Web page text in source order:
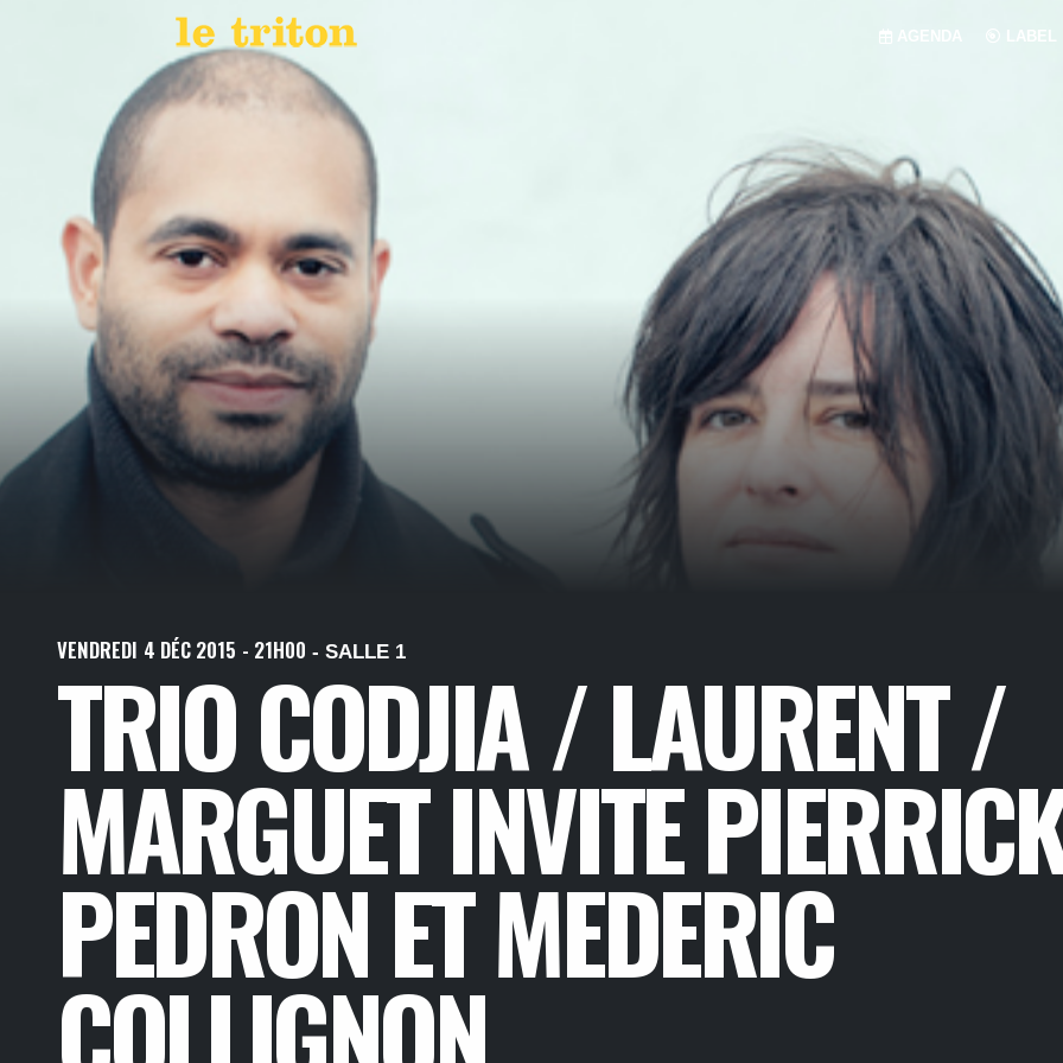
AGENDA LABEL
VENDREDI 4 DÉC 2015 - 21H00 - SALLE 1
TRIO CODJIA / LAURENT /
MARGUET INVITE
PEDRON ET MEDERIC